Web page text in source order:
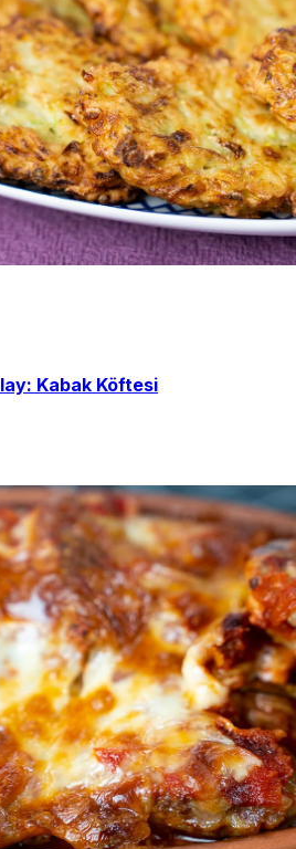
Kabak Köftesi